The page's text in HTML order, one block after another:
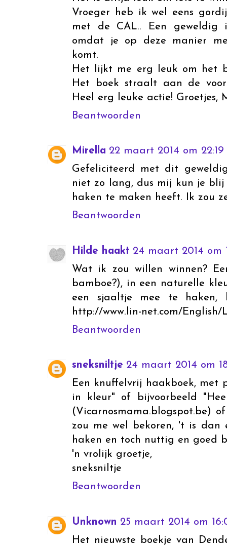
Vroeger heb ik wel eens
met de CAL.. Een
omdat je op deze manier
komt.
Het lijkt me erg leuk om het
Het boek straalt aan de
Heel erg leuke actie! Groetjes,
Beantwoorden
Mirella 22 maart 2014 om 22:19
Gefeliciteerd met dit
niet zo lang, dus mij kun je
haken te maken heeft. Ik zou
Beantwoorden
Hilde haakt 24 maart 2014 om
Wat ik zou willen winnen?
bamboe?), in een naturelle
een sjaaltje mee te haken,
http://www.lin-net.com/
Beantwoorden
sneksniltje 24 maart 2014 om
Een knuffelvrij haakboek, met
in kleur" of bijvoorbeeld
(Vicarnosmama.blogspot.be)
zou me wel bekoren, 't is dan
haken en toch nuttig en goed
'n vrolijk groetje,
sneksniltje
Beantwoorden
Unknown 25 maart 2014 om
Het nieuwste boekje van